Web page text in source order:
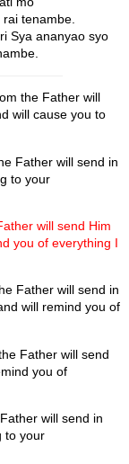
tenambe.
Sya ananyao syo
the Father will
will cause you to
Father will send in
to your
will send Him
you of everything I
Father will send in
will remind you of
Father will send
you of
will send in
to your